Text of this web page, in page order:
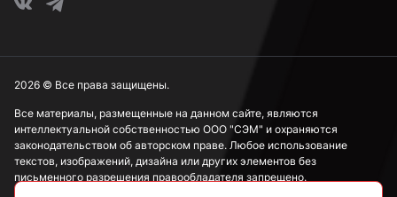
Все материалы, размещенные на данном сайте, являются
интеллектуальной собственностью ООО "СЭМ" и охраняются
законодательством об авторском праве. Любое использование
текстов, изображений, дизайна или других элементов без
письменного разрешения правообладателя запрещено.
2026 © Все права защищены.